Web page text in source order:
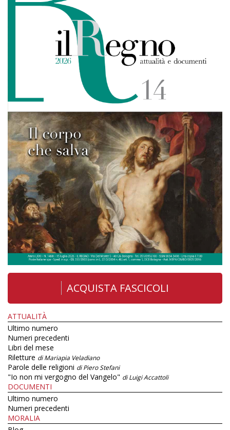
ACQUISTA FASCICOLI
ATTUALITÀ
Ultimo numero
Numeri precedenti
Libri del mese
Riletture di Mariapia Veladiano
Parole delle religioni di Piero Stefani
"Io non mi vergogno del Vangelo" di Luigi Accattoli
DOCUMENTI
Ultimo numero
Numeri precedenti
MORALIA